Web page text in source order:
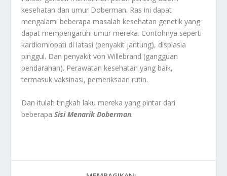
kesehatan dan umur Doberman. Ras ini dapat
mengalami beberapa masalah kesehatan genetik yang
dapat mempengaruhi umur mereka. Contohnya seperti
kardiomiopati di latasi (penyakit jantung), displasia
pinggul. Dan penyakit von Willebrand (gangguan
pendarahan). Perawatan kesehatan yang baik,
termasuk vaksinasi, pemeriksaan rutin.
Dan itulah tingkah laku mereka yang pintar dari
beberapaSisi Menarik Doberman.